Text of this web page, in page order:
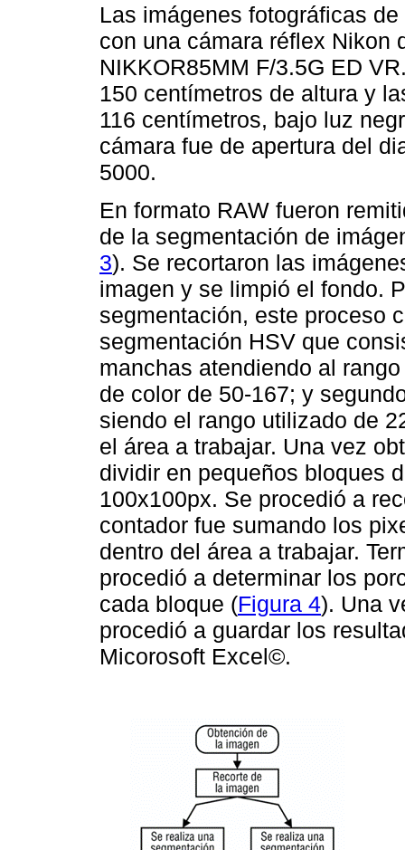
Las imágenes fotográficas
con una cámara réflex Nikon
NIKKOR85MM F/3.5G ED
150 centímetros de altura y
116 centímetros, bajo luz
cámara fue de apertura del
5000.
En formato RAW fueron
de la segmentación de
3). Se recortaron las
imagen y se limpió el fondo.
segmentación, este proceso
segmentación HSV que
manchas atendiendo al
de color de 50-167; y
siendo el rango utilizado de
el área a trabajar. Una vez
dividir en pequeños bloques
100x100px. Se procedió a
contador fue sumando los
dentro del área a trabajar.
procedió a determinar los
cada bloque (Figura 4). Una
procedió a guardar los
Micorosoft Excel©.